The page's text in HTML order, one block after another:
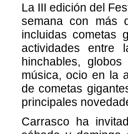
La III edición del
semana con más
incluidas cometas
actividades entre
hinchables,
música, ocio en la
de cometas
principales
Carrasco ha